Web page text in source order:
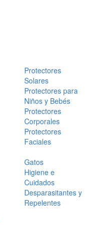
Protectores
Solares
Protectores para
Niños y Bebés
Protectores
Corporales
Protectores
Faciales
Gatos
Higiene e
Cuidados
Desparasitantes y
Repelentes